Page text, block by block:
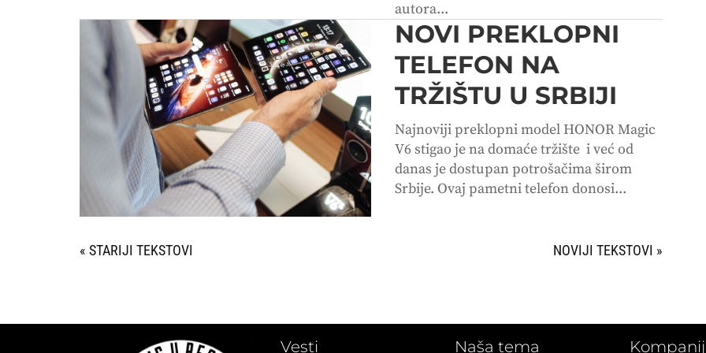
autora...
NOVI PREKLOPNI
TELEFON NA
TRŽIŠTU U SRBIJI
Najnoviji preklopni model HONOR Magic
V6 stigao je na domaće tržište i već od
danas je dostupan potrošačima širom
Srbije. Ovaj pametni telefon donosi...
« STARIJI UNOSI SLEDEĆI UNOSI »
Vesti Naša tema